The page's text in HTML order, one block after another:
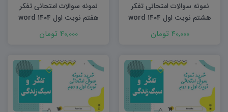
نمونه سوالات امتحانی تفکر
هشتم نوبت اول ۱۴۰۴ word
40,000 تومان
نمونه سوالات امتحانی تفکر
هفتم نوبت اول ۱۴۰۴ word
40,000 تومان